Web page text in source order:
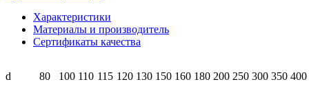
Характеристики
Материалы и производитель
Сертификаты качества
d 80 100 110 115 120 130 150 160 180 200 250 300 350 400